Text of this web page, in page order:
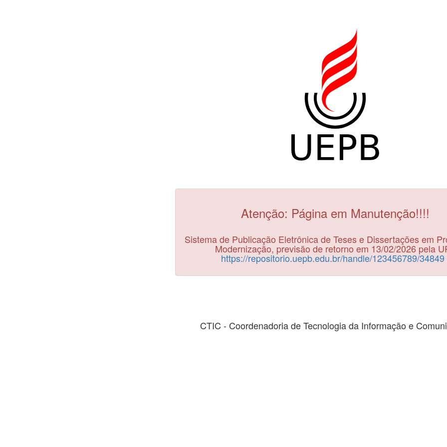
Atenção: Página em Manutenção!!!!
Sistema de Publicação Eletrônica de Teses e Dissertações em
Modernização, previsão de retorno em 13/02/2026 pela
https://repositorio.uepb.edu.br/handle/123456789/34849
CTIC - Coordenadoria de Tecnologia da Informação e